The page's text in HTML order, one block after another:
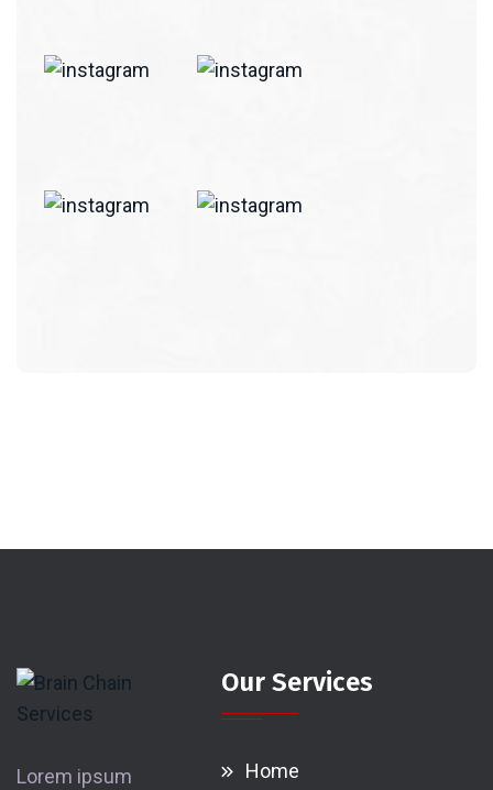
Lorem ipsum
Our Services
Home